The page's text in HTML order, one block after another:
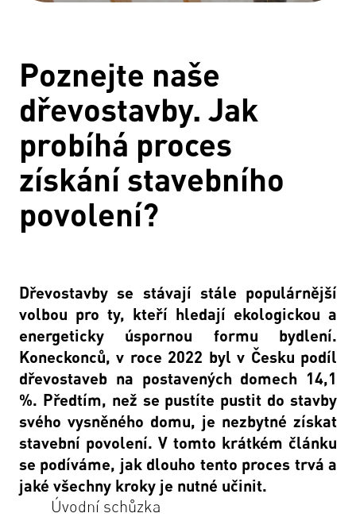
Poznejte naše
dřevostavby. Jak
probíhá proces
získání stavebního
povolení?
Dřevostavby se stávají stále populárnější
volbou pro ty, kteří hledají ekologickou a
energeticky úspornou formu bydlení.
Koneckonců, v roce 2022 byl v Česku podíl
dřevostaveb na postavených domech 14,1
%. Předtím, než se pustíte pustit do stavby
svého vysněného domu, je nezbytné získat
stavební povolení. V tomto krátkém článku
se podíváme, jak dlouho tento proces trvá a
jaké všechny kroky je nutné učinit.
Úvodní schůzka